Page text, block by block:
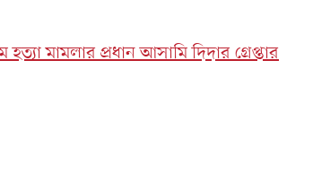
মামলার প্রধান আসামি দিদার গ্রেপ্তার